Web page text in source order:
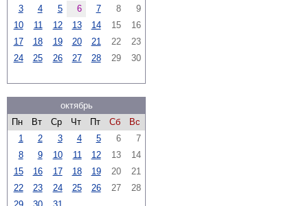
3
4 5 6 7 8
9
10
11 12 13 14 15
16
17
18 19 20 21 22
23
24
25 26 27 28 29 30
октябрь
Пн
Вт Ср Чт Пт Сб
Вс
1
2 3 4 5 6
7
8
9 10 11 12 13
14
15
16 17 18 19 20
21
22
23 24 25 26 27
28